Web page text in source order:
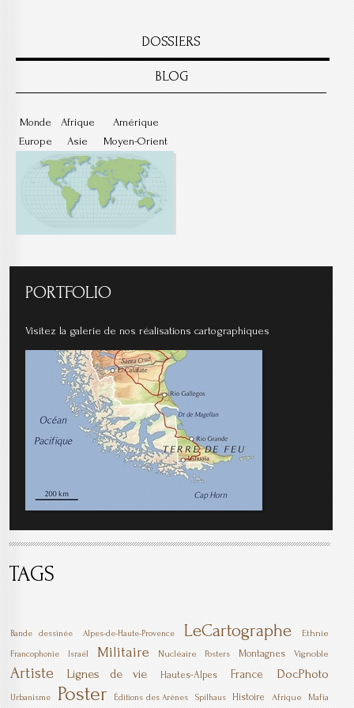
DOSSIERS
BLOG
Monde
Europe
Afrique
Asie
Amérique
Moyen-Orient
PORTFOLIO
Visitez la galerie de nos réalisations cartographiques
TAGS
Bande dessinée Alpes-de-Haute-Provence LeCartographe Ethnie
Francophonie Israël Militaire Nucléaire Posters Montagnes Vignoble
Artiste Lignes de vie Hautes-Alpes France DocPhoto
Urbanisme Poster Éditions des Arènes Spilhaus Histoire Afrique Mafia